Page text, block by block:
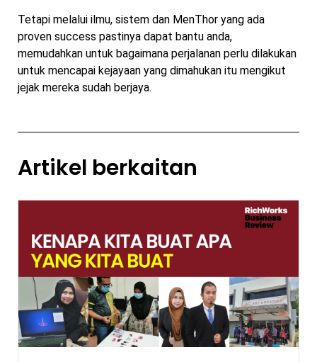
Tetapi melalui ilmu, sistem dan MenThor yang ada
proven success pastinya dapat bantu anda,
memudahkan untuk bagaimana perjalanan perlu dilakukan
untuk mencapai kejayaan yang dimahukan itu mengikut
jejak mereka sudah berjaya.
Artikel berkaitan